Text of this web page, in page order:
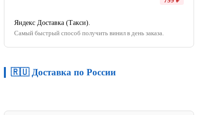
Яндекс Доставка (Такси).
Самый быстрый способ получить винил в день заказа.
🇷🇺 Доставка по России